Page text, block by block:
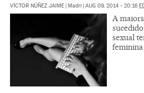
VÍCTOR NÚÑEZ JAIME Madri AUG 09, 2014 - 20:16
A
sexual
feminina